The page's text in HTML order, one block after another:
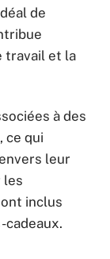
de
travail et la
à des
ce qui
leur
les
inclus
cadeaux.